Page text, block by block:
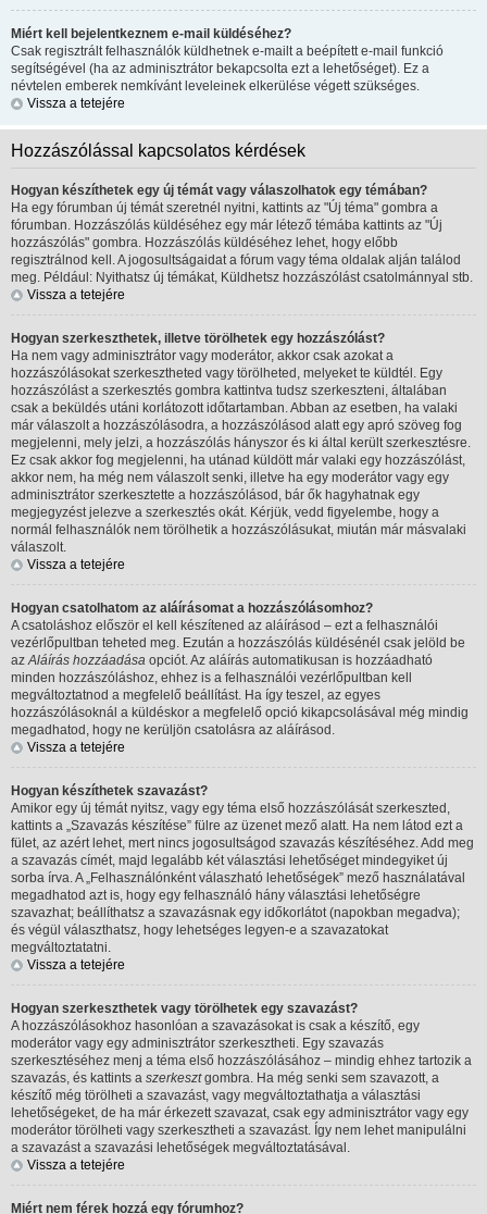
Miért kell bejelentkeznem e-mail küldéséhez?
Csak regisztrált felhasználók küldhetnek e-mailt a beépített e-mail funkció
segítségével (ha az adminisztrátor bekapcsolta ezt a lehetőséget). Ez a
névtelen emberek nemkívánt leveleinek elkerülése végett szükséges.
Vissza a tetejére
Hozzászólással kapcsolatos kérdések
Hogyan készíthetek egy új témát vagy válaszolhatok egy témában?
Ha egy fórumban új témát szeretnél nyitni, kattints az "Új téma" gombra a
fórumban. Hozzászólás küldéséhez egy már létező témába kattints az "Új
hozzászólás" gombra. Hozzászólás küldéséhez lehet, hogy előbb
regisztrálnod kell. A jogosultságaidat a fórum vagy téma oldalak alján találod
meg. Például: Nyithatsz új témákat, Küldhetsz hozzászólást csatolmánnyal stb.
Vissza a tetejére
Hogyan szerkeszthetek, illetve törölhetek egy hozzászólást?
Ha nem vagy adminisztrátor vagy moderátor, akkor csak azokat a
hozzászólásokat szerkesztheted vagy törölheted, melyeket te küldtél. Egy
hozzászólást a szerkesztés gombra kattintva tudsz szerkeszteni, általában
csak a beküldés utáni korlátozott időtartamban. Abban az esetben, ha valaki
már válaszolt a hozzászólásodra, a hozzászólásod alatt egy apró szöveg fog
megjelenni, mely jelzi, a hozzászólás hányszor és ki által került szerkesztésre.
Ez csak akkor fog megjelenni, ha utánad küldött már valaki egy hozzászólást,
akkor nem, ha még nem válaszolt senki, illetve ha egy moderátor vagy egy
adminisztrátor szerkesztette a hozzászólásod, bár ők hagyhatnak egy
megjegyzést jelezve a szerkesztés okát. Kérjük, vedd figyelembe, hogy a
normál felhasználók nem törölhetik a hozzászólásukat, miután már másvalaki
válaszolt.
Vissza a tetejére
Hogyan csatolhatom az aláírásomat a hozzászólásomhoz?
A csatoláshoz először el kell készítened az aláírásod – ezt a felhasználói
vezérlőpultban teheted meg. Ezután a hozzászólás küldésénél csak jelöld be
azAláírás hozzáadása opciót. Az aláírás automatikusan is hozzáadható
minden hozzászóláshoz, ehhez is a felhasználói vezérlőpultban kell
megváltoztatnod a megfelelő beállítást. Ha így teszel, az egyes
hozzászólásoknál a küldéskor a megfelelő opció kikapcsolásával még mindig
megadhatod, hogy ne kerüljön csatolásra az aláírásod.
Vissza a tetejére
Hogyan készíthetek szavazást?
Amikor egy új témát nyitsz, vagy egy téma első hozzászólását szerkeszted,
kattints a „Szavazás készítése” fülre az üzenet mező alatt. Ha nem látod ezt a
fület, az azért lehet, mert nincs jogosultságod szavazás készítéséhez. Add meg
a szavazás címét, majd legalább két választási lehetőséget mindegyiket új
sorba írva. A „Felhasználónként válaszható lehetőségek” mező használatával
megadhatod azt is, hogy egy felhasználó hány választási lehetőségre
szavazhat; beállíthatsz a szavazásnak egy időkorlátot (napokban megadva);
és végül választhatsz, hogy lehetséges legyen-e a szavazatokat
megváltoztatatni.
Vissza a tetejére
Hogyan szerkeszthetek vagy törölhetek egy szavazást?
A hozzászólásokhoz hasonlóan a szavazásokat is csak a készítő, egy
moderátor vagy egy adminisztrátor szerkesztheti. Egy szavazás
szerkesztéséhez menj a téma első hozzászólásához – mindig ehhez tartozik a
szavazás, és kattints a szerkesztgombra. Ha még senki sem szavazott, a
készítő még törölheti a szavazást, vagy megváltoztathatja a választási
lehetőségeket, de ha már érkezett szavazat, csak egy adminisztrátor vagy egy
moderátor törölheti vagy szerkesztheti a szavazást. Így nem lehet manipulálni
a szavazást a szavazási lehetőségek megváltoztatásával.
Vissza a tetejére
Miért nem férek hozzá egy fórumhoz?